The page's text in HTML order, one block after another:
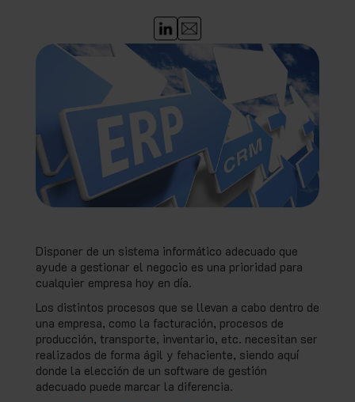
Disponer de un sistema informático adecuado que
ayude a gestionar el negocio es una prioridad para
cualquier empresa hoy en día.
Los distintos procesos que se llevan a cabo dentro de
una empresa, como la facturación, procesos de
producción, transporte, inventario, etc. necesitan ser
realizados de forma ágil y fehaciente, siendo aquí
donde la elección de un software de gestión
adecuado puede marcar la diferencia.